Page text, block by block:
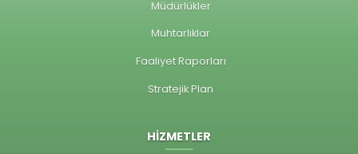
Müdürlükler
Muhtarlıklar
Faaliyet Raporları
Stratejik Plan
HİZMETLER